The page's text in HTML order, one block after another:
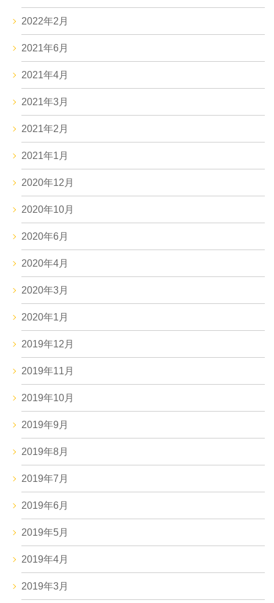
2022年2月
2021年6月
2021年4月
2021年3月
2021年2月
2021年1月
2020年12月
2020年10月
2020年6月
2020年4月
2020年3月
2020年1月
2019年12月
2019年11月
2019年10月
2019年9月
2019年8月
2019年7月
2019年6月
2019年5月
2019年4月
2019年3月